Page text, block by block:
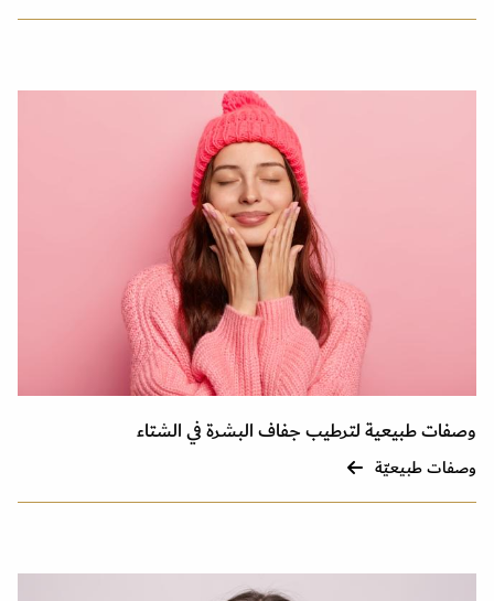
وصفات طبيعية لترطيب جفاف البشرة في الشتاء
وصفات طبيعيّة